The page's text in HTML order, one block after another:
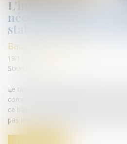
L'inscription au RCS
nécessaire pour
statut des baux
Baux commerciaux
19/12/2018
Source :
Le titulaire d’un bail dérogatoire au
commerciaux laissé en possession
ce bail peut revendiquer ce statut,
pas inscrit au registre du commerce et